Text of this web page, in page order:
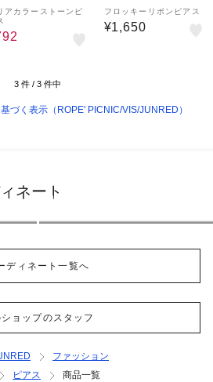
アカラーストーンピ
フロッキーリボンピアス
¥1,650
3 件 / 3 件中
づく表示（ROPE' PICNIC/VIS/JUNRED）
ネートROPE' PICNIC/VIS/JUNRED
ディネート一覧へ
ョップのスタッフ
ファッション
ピアス 商品一覧